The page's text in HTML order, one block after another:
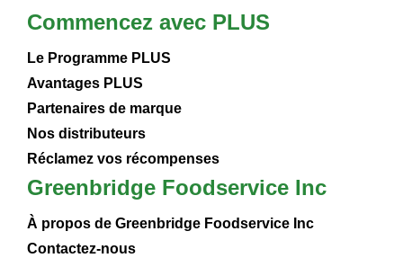
Commencez avec PLUS
Le Programme PLUS
Avantages PLUS
Partenaires de marque
Nos distributeurs
Réclamez vos récompenses
Greenbridge Foodservice Inc
À propos de Greenbridge Foodservice Inc
Contactez-nous